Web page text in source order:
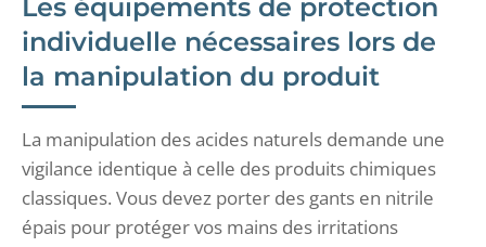
Les équipements de protection
individuelle nécessaires lors de
la manipulation du produit
La manipulation des acides naturels demande une
vigilance identique à celle des produits chimiques
classiques. Vous devez porter des gants en nitrile
épais pour protéger vos mains des irritations